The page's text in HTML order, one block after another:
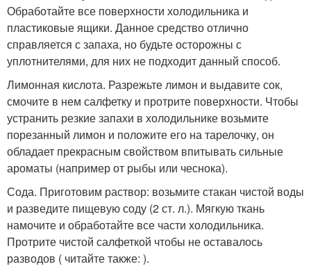
Обработайте все поверхности холодильника и
пластиковые ящики. Данное средство отлично
справляется с запаха, но будьте осторожны с
уплотнителями, для них не подходит данный способ.
Лимонная кислота. Разрежьте лимон и выдавите сок,
смочите в нем салфетку и протрите поверхности. Чтобы
устранить резкие запахи в холодильнике возьмите
порезанный лимон и положите его на тарелочку, он
обладает прекрасным свойством впитывать сильные
ароматы (например от рыбы или чеснока).
Сода. Приготовим раствор: возьмите стакан чистой воды
и разведите пищевую соду (2 ст. л.). Мягкую ткань
намочите и обработайте все части холодильника.
Протрите чистой салфеткой чтобы не оставалось
разводов ( читайте также: ).